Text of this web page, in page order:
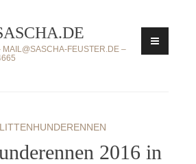
FEUSTER.DE –
2016 in